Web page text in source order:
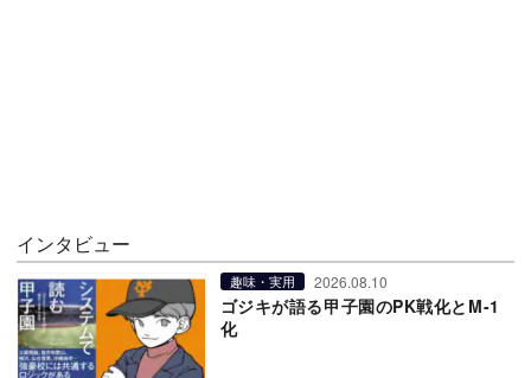
インタビュー
趣味・実用 2026.08.10
ゴジキが語る甲子園のPK戦化とM-1
化